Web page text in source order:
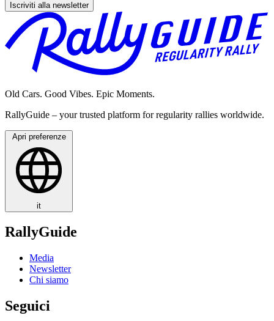
Iscriviti alla newsletter
Old Cars. Good Vibes. Epic Moments.
RallyGuide – your trusted platform for regularity rallies worldwide.
Apri preferenze
it
RallyGuide
Media
Newsletter
Chi siamo
Seguici